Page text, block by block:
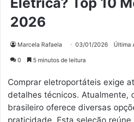
2026
Marcela Rafaela 03/01/2026 Última
0 5 minutos de leitura
Comprar eletroportáteis exige
detalhes técnicos. Atualmente,
brasileiro oferece diversas
praticidade. Esta seleção